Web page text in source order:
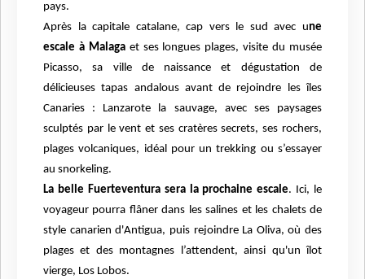
pays.
Après la capitale catalane, cap vers le sud avec une
escale à Malagaet ses longues plages, visite du musée
Picasso, sa ville de naissance et dégustation de
délicieuses tapas andalous avant de rejoindre les îles
Canaries : Lanzarote la sauvage, avec ses paysages
sculptés par le vent et ses cratères secrets, ses rochers,
plages volcaniques, idéal pour un trekking ou s’essayer
au snorkeling.
La belle Fuerteventura sera la prochaine escale. Ici, le
voyageur pourra flâner dans les salines et les chalets de
style canarien d'Antigua, puis rejoindre La Oliva, où des
plages et des montagnes l’attendent, ainsi qu'un îlot
vierge, Los Lobos.